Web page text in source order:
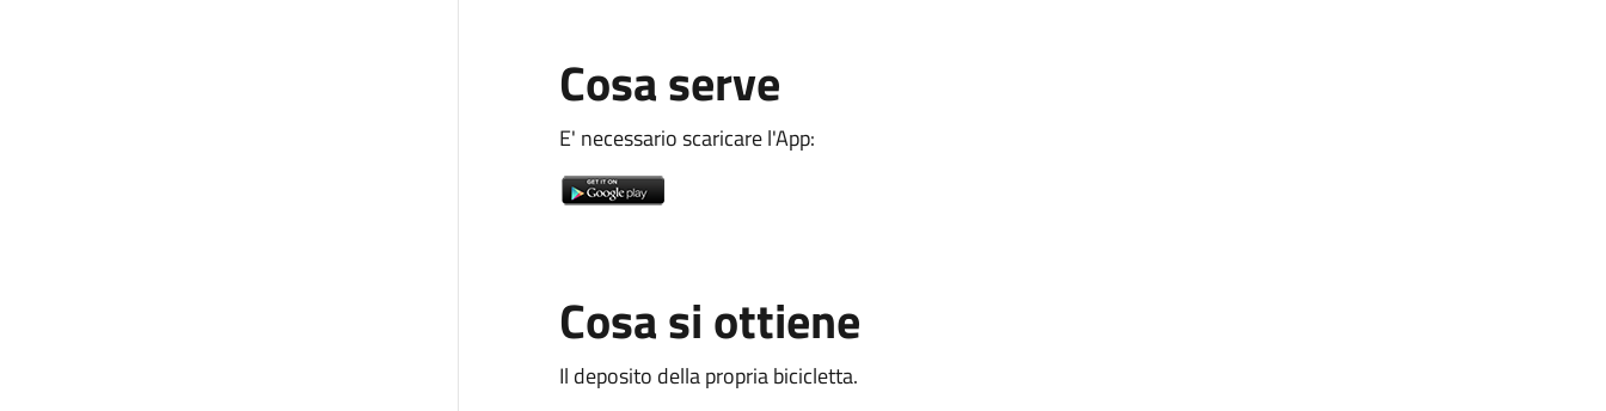
Cosa serve
E' necessario scaricare l'App:
Cosa si ottiene
Il deposito della propria bicicletta.